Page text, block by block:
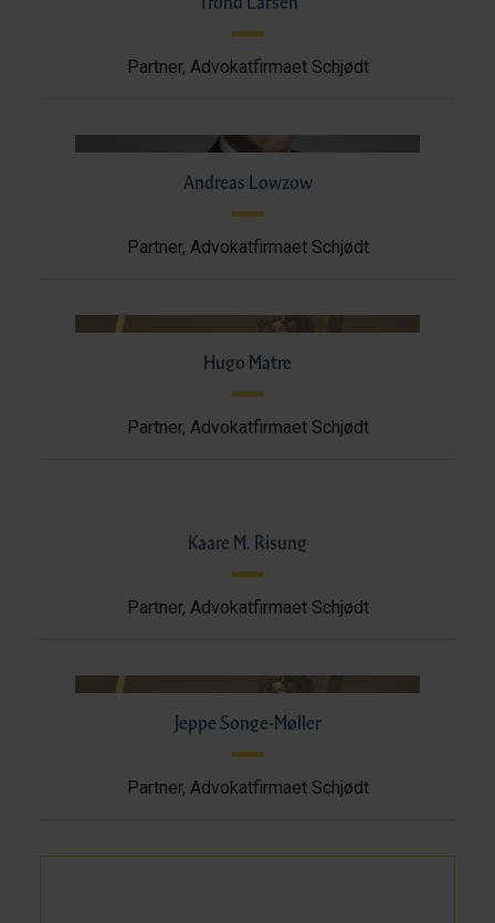
Partner, Advokatfirmaet Schjødt
Andreas Lowzow
Partner, Advokatfirmaet Schjødt
Hugo Matre
Partner, Advokatfirmaet Schjødt
Kaare M. Risung
Partner, Advokatfirmaet Schjødt
Jeppe Songe-Møller
Partner, Advokatfirmaet Schjødt